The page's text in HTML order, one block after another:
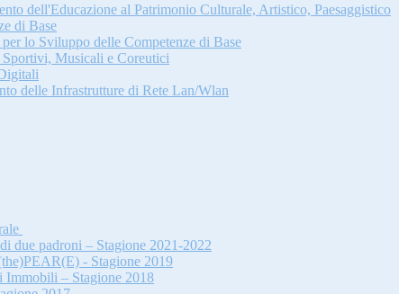
dell'Educazione al Patrimonio Culturale, Artistico, Paesaggistico
di Base
lo Sviluppo delle Competenze di Base
Musicali e Coreutici
delle Infrastrutture di Rete Lan/Wlan
due padroni – Stagione 2021-2022
- Stagione 2019
Immobili – Stagione 2018